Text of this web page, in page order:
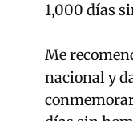
1,000 días
Me
nacional y